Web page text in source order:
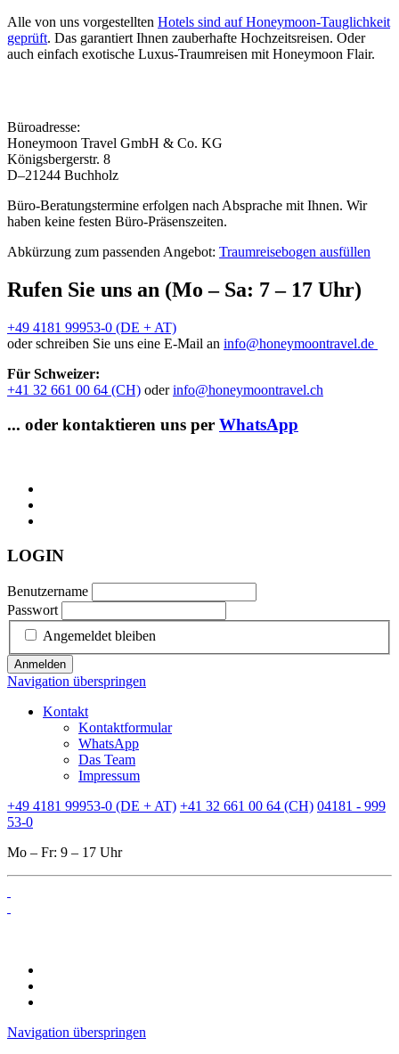
Alle von uns vorgestellten Hotels sind auf Honeymoon-Tauglichkeit
geprüft. Das garantiert Ihnen zauberhafte Hochzeitsreisen. Oder
auch einfach exotische Luxus-Traumreisen mit Honeymoon Flair.
Büroadresse:
Honeymoon Travel GmbH & Co. KG
Königsbergerstr. 8
D–21244 Buchholz
Büro-Beratungstermine erfolgen nach Absprache mit Ihnen. Wir
haben keine festen Büro-Präsenszeiten.
Abkürzung zum passenden Angebot: Traumreisebogen ausfüllen
Rufen Sie uns an (Mo – Sa: 7 – 17 Uhr)
+49 4181 99953-0 (DE + AT)
oder schreiben Sie uns eine E-Mail an info@honeymoontravel.de
Für Schweizer:
+41 32 661 00 64 (CH) oderinfo@honeymoontravel.ch
... oder kontaktieren uns per WhatsApp
LOGIN
Benutzername
Passwort
Angemeldet bleiben
Anmelden
Navigation überspringen
Kontakt
Kontaktformular
WhatsApp
Das Team
Impressum
+49 4181 99953-0 (DE + AT) +41 32 661 00 64 (CH) 04181 - 999
53-0
Mo – Fr: 9 – 17 Uhr
Navigation überspringen